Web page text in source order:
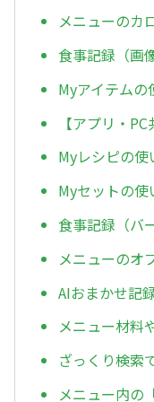
メニューのカ
食事記録（画
Myアイテムの
【アプリ・
Myレシピの使
Myセットの使
食事記録（バ
メニューのオ
AIおまかせ記
メニュー材料
ざっくり検索
メニュー内の